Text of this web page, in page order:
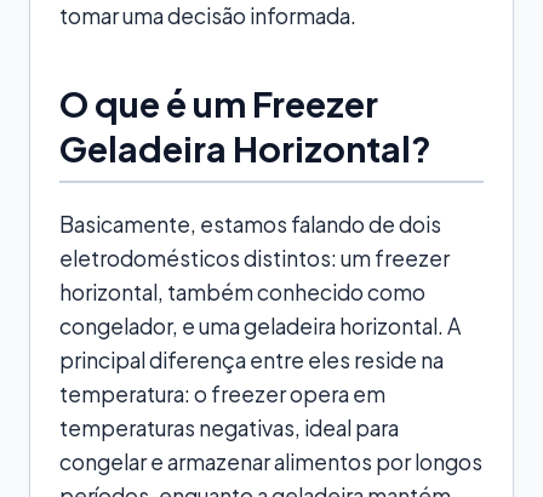
tomar uma decisão informada.
O que é um Freezer
Geladeira Horizontal?
Basicamente, estamos falando de dois
eletrodomésticos distintos: um freezer
horizontal, também conhecido como
congelador, e uma geladeira horizontal. A
principal diferença entre eles reside na
temperatura: o freezer opera em
temperaturas negativas, ideal para
congelar e armazenar alimentos por longos